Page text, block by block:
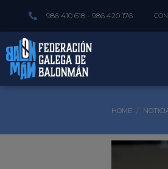
986 410 618 - 986 420 176
HOME